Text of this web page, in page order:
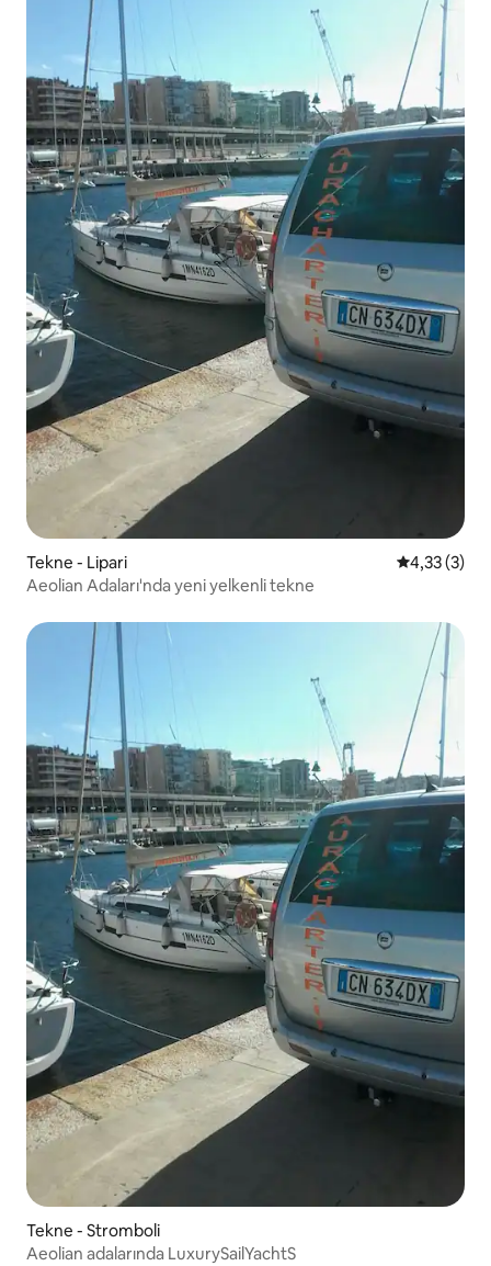
Tekne - Lipari 5 üzerinden
4,33 (3)
Aeolian Adaları'nda yeni yelkenli tekne
Tekne - Stromboli
Aeolian adalarında LuxurySailYachtS